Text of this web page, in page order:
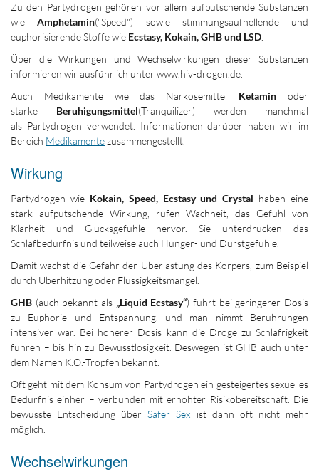
Zu den Partydrogen gehören vor allem aufputschende Substanzen
wieAmphetamin("Speed") sowie stimmungsaufhellende und
euphorisierende Stoffe wie Ecstasy, Kokain, GHB und LSD
Über die Wirkungen und Wechselwirkungen dieser Substanzen
informieren wir ausführlich unter www.hiv-drogen.de.
Auch Medikamente wie das Narkosemittel Ketamin oder
starke Beruhigungsmittel(Tranquilizer) werden manchmal
als Partydrogen verwendet. Informationen darüber haben wir im
Bereich Medikamentezusammengestellt.
Wirkung
Partydrogen wie Kokain, Speed, Ecstasy und Crystal haben eine
stark aufputschende Wirkung, rufen Wachheit, das Gefühl von
Klarheit und Glücksgefühle hervor. Sie unterdrücken das
Schlafbedürfnis und teilweise auch Hunger- und Durstgefühle.
Damit wächst die Gefahr der Überlastung des Körpers, zum Beispiel
durch Überhitzung oder Flüssigkeitsmangel.
GHB (auch bekannt als „Liquid Ecstasy“) führt bei geringerer Dosis
zu Euphorie und Entspannung, und man nimmt Berührungen
intensiver war. Bei höherer Dosis kann die Droge zu Schläfrigkeit
führen – bis hin zu Bewusstlosigkeit. Deswegen ist GHB auch unter
dem Namen K.O.-Tropfen bekannt.
Oft geht mit dem Konsum von Partydrogen ein gesteigertes sexuelles
Bedürfnis einher – verbunden mit erhöhter Risikobereitschaft. Die
bewusste Entscheidung überSafer Sex ist dann oft nicht mehr
möglich.
Wechselwirkungen